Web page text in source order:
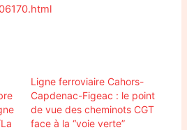
Ligne ferroviaire Cahors-
Capdenac-Figeac : le point
de vue des cheminots CGT
face à la “voie verte”